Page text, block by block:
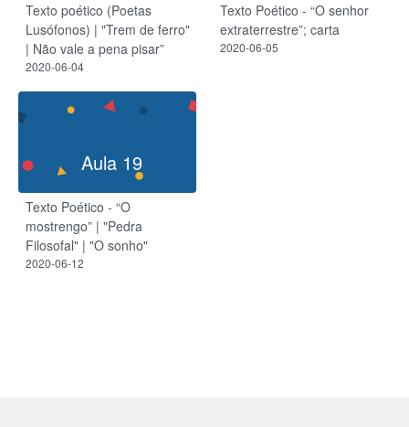
Texto poético (Poetas
Lusófonos) | "Trem de ferro"
| Não vale a pena pisar”
2020-06-04
Texto Poético - “O senhor
extraterrestre”; carta
2020-06-05
Aula 19
Texto Poético - “O
mostrengo” | "Pedra
Filosofal" | "O sonho"
2020-06-12